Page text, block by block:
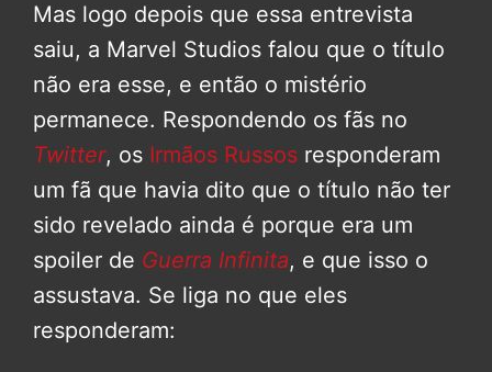
Mas logo depois que essa entrevista
saiu, a Marvel Studios falou que o título
não era esse, e então o mistério
permanece. Respondendo os fãs no
Twitter, os Irmãos Russos responderam
um fã que havia dito que o título não ter
sido revelado ainda é porque era um
spoiler de Guerra Infinita, e que isso o
assustava. Se liga no que eles
responderam: